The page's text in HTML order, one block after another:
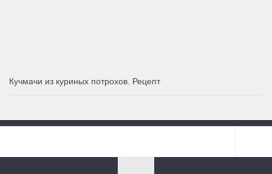
Кучмачи из куриных потрохов. Рецепт